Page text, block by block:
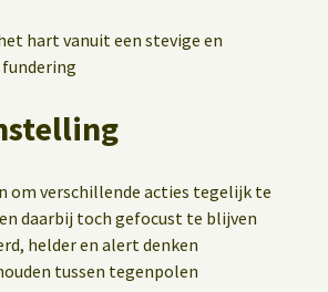
hart vanuit een stevige en
om verschillende acties tegelijk te
daarbij toch gefocust te blijven
helder en alert denken
tussen tegenpolen